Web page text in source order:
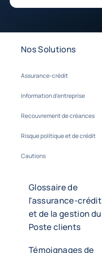
Nos Solutions
Assurance-crédit
Information d'entreprise
Recouvrement de créances
Risque politique et de crédit
Cautions
Glossaire de
l'assurance-crédit
et de la gestion du
Poste clients
Témoignages de